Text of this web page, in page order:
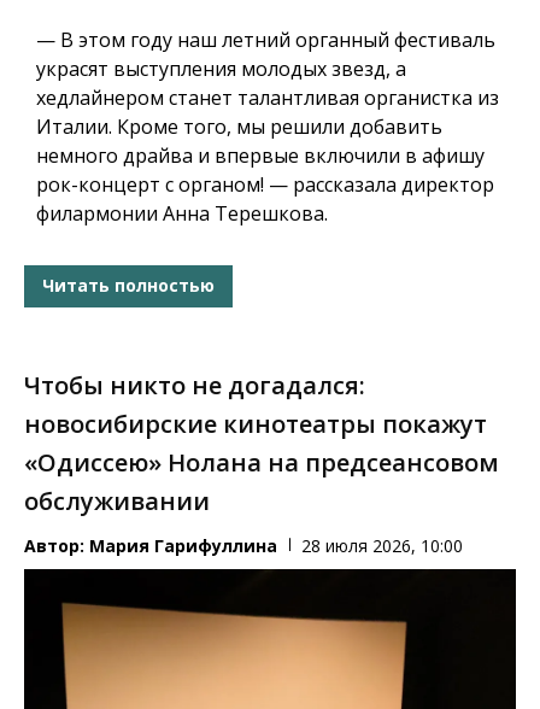
— В этом году наш летний органный фестиваль
украсят выступления молодых звезд, а
хедлайнером станет талантливая органистка из
Италии. Кроме того, мы решили добавить
немного драйва и впервые включили в афишу
рок-концерт с органом! — рассказала директор
филармонии Анна Терешкова.
Читать полностью
Чтобы никто не догадался:
новосибирские кинотеатры покажут
«Одиссею» Нолана на предсеансовом
обслуживании
Автор: Мария Гарифуллина 28 июля 2026, 10:00